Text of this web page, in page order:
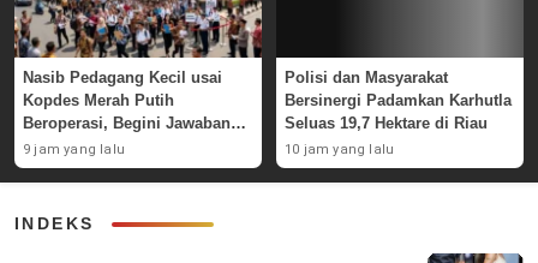
Nasib Pedagang Kecil usai
Kopdes Merah Putih
Beroperasi, Begini Jawaban
Pemerintah
9 jam yang lalu
Polisi dan Masyarakat
Bersinergi Padamkan Karhutla
Seluas 19,7 Hektare di Riau
10 jam yang lalu
INDEKS